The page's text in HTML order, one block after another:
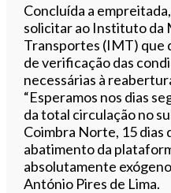
Concluída a
solicitar ao Instituto da
Transportes (IMT) que
de verificação das
necessárias à
“Esperamos nos dias
da total circulação no
Coimbra Norte, 15 dias
abatimento da
absolutamente
António Pires de Lima.